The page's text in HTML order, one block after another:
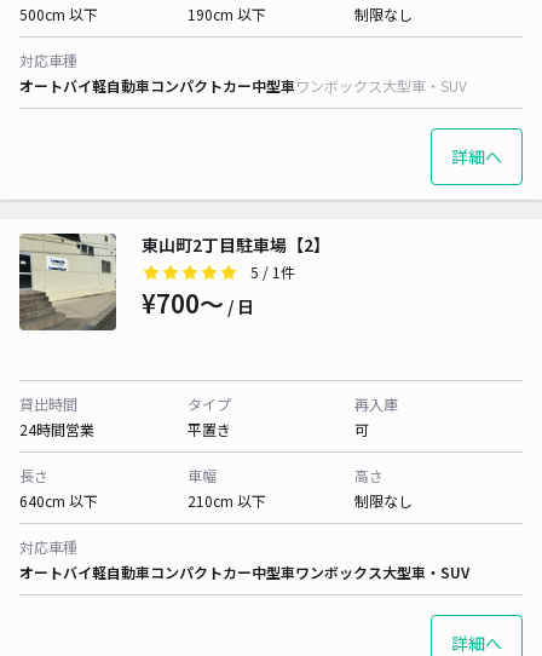
500cm 以下
190cm 以下
制限なし
対応車種
オートバイ軽自動車コンパクトカー中型車ワンボックス大型車・SUV
詳細へ
東山町2丁目駐車場【2】
5 / 1件
¥700〜 / 日
貸出時間
24時間営業
タイプ
平置き
再入庫
可
長さ
640cm 以下
車幅
210cm 以下
高さ
制限なし
対応車種
オートバイ軽自動車コンパクトカー中型車ワンボックス大型車・SUV
詳細へ